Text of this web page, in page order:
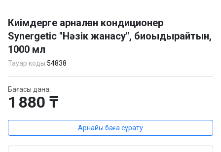
of
1
Киімдерге арналған кондиционер
Synergetic "Нәзік жанасу", биоыдырайтын,
1000 мл
Тауар коды:54838
Бағасы дана:
1 880 ₸
Арнайы баға сұрату